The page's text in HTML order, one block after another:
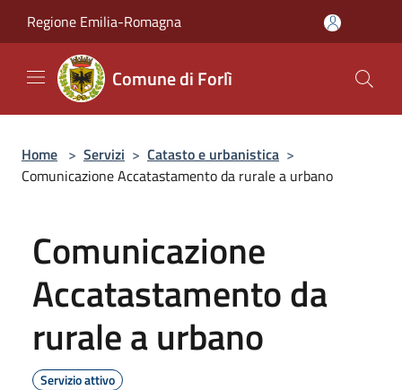
Regione Emilia-Romagna
Comune di Forlì
Home > Servizi > Catasto e urbanistica >
Comunicazione Accatastamento da rurale a urbano
Comunicazione
Accatastamento da
rurale a urbano
Servizio attivo